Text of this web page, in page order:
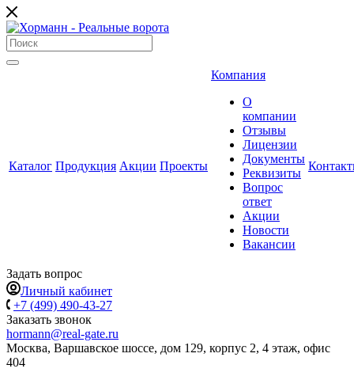
Каталог Продукция Акции Проекты
Компания
О
компании
Отзывы
Лицензии
Документы
Реквизиты
Вопрос
ответ
Акции
Новости
Вакансии
Задать вопрос
Личный кабинет
+7 (499) 490-43-27
Заказать звонок
hormann@real-gate.ru
Москва, Варшавское шоссе, дом 129, корпус 2, 4 этаж, офис
404